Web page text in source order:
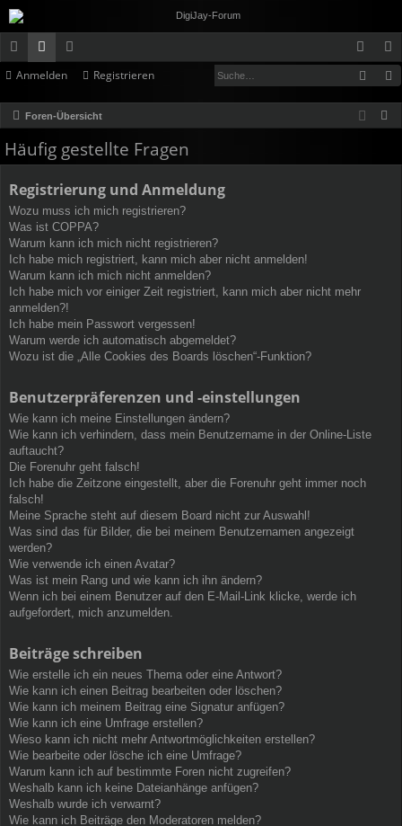
ch
ne
ug
rif
f
or
en
itg
lie
r
n
m
de
eg
ist
re
Anmelden Registrieren
Foren-Übersicht
Häufig gestellte Fragen
Registrierung und Anmeldung
Wozu muss ich mich registrieren?
Was ist COPPA?
Warum kann ich mich nicht registrieren?
Ich habe mich registriert, kann mich aber nicht anmelden!
Warum kann ich mich nicht anmelden?
Ich habe mich vor einiger Zeit registriert, kann mich aber nicht mehr
anmelden?!
Ich habe mein Passwort vergessen!
Warum werde ich automatisch abgemeldet?
Wozu ist die „Alle Cookies des Boards löschen“-Funktion?
Benutzerpräferenzen und -einstellungen
Wie kann ich meine Einstellungen ändern?
Wie kann ich verhindern, dass mein Benutzername in der Online-Liste
auftaucht?
Die Forenuhr geht falsch!
Ich habe die Zeitzone eingestellt, aber die Forenuhr geht immer noch
falsch!
Meine Sprache steht auf diesem Board nicht zur Auswahl!
Was sind das für Bilder, die bei meinem Benutzernamen angezeigt
werden?
Wie verwende ich einen Avatar?
Was ist mein Rang und wie kann ich ihn ändern?
Wenn ich bei einem Benutzer auf den E-Mail-Link klicke, werde ich
aufgefordert, mich anzumelden.
Beiträge schreiben
Wie erstelle ich ein neues Thema oder eine Antwort?
Wie kann ich einen Beitrag bearbeiten oder löschen?
Wie kann ich meinem Beitrag eine Signatur anfügen?
Wie kann ich eine Umfrage erstellen?
Wieso kann ich nicht mehr Antwortmöglichkeiten erstellen?
Wie bearbeite oder lösche ich eine Umfrage?
Warum kann ich auf bestimmte Foren nicht zugreifen?
Weshalb kann ich keine Dateianhänge anfügen?
Weshalb wurde ich verwarnt?
Wie kann ich Beiträge den Moderatoren melden?